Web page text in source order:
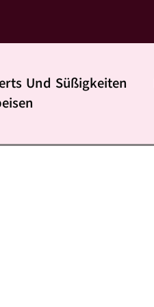
Und Süßigkeiten